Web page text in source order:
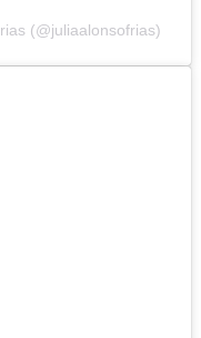
(@juliaalonsofrias)